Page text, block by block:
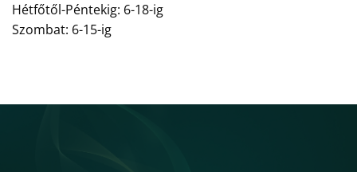
Hétfőtől-Péntekig: 6-18-ig
Szombat: 6-15-ig